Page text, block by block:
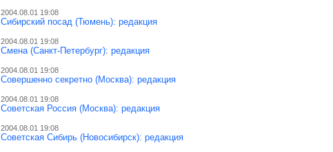
2004.08.01 19:08
Сибирский посад (Тюмень): редакция
2004.08.01 19:08
Смена (Санкт-Петербург): редакция
2004.08.01 19:08
Совершенно секретно (Москва): редакция
2004.08.01 19:08
Советская Россия (Москва): редакция
2004.08.01 19:08
Советская Сибирь (Новосибирск): редакция